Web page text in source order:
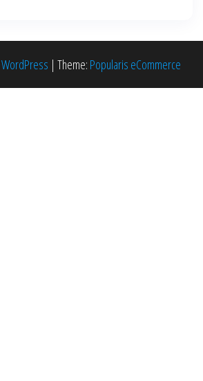
WordPress | Theme: Popularis eCommerce